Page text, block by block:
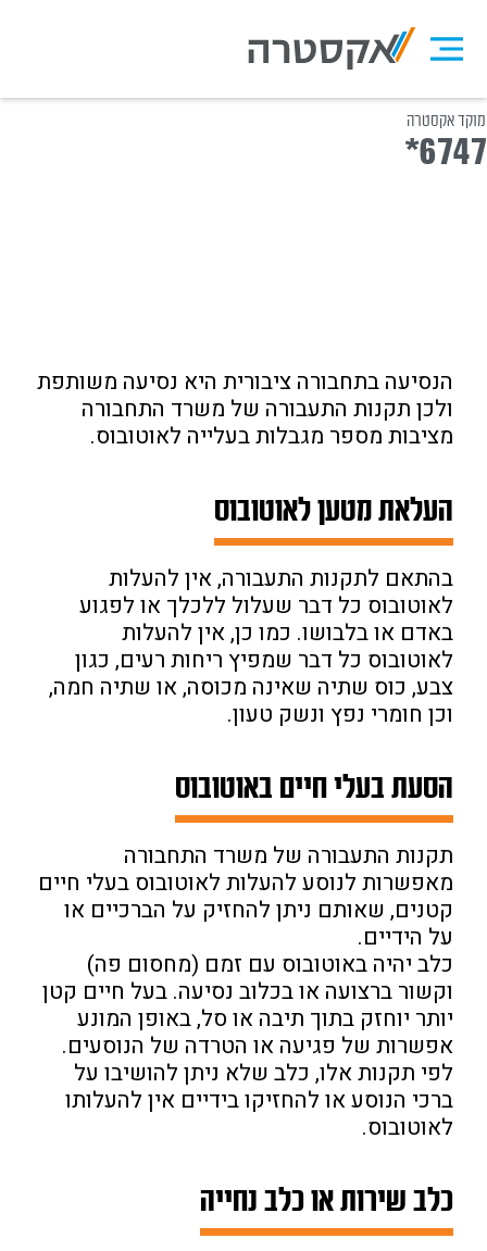
מוקד אקסטרה
*6747
מידע לנוסעים
הנסיעה בתחבורה ציבורית היא נסיעה משותפת
ולכן תקנות התעבורה של משרד התחבורה
מציבות מספר מגבלות בעלייה לאוטובוס.
העלאת מטען לאוטובוס
בהתאם לתקנות התעבורה, אין להעלות
לאוטובוס כל דבר שעלול ללכלך או לפגוע
באדם או בלבושו. כמו כן, אין להעלות
לאוטובוס כל דבר שמפיץ ריחות רעים, כגון
צבע, כוס שתיה שאינה מכוסה, או שתיה חמה,
וכן חומרי נפץ ונשק טעון.
הסעת בעלי חיים באוטובוס
תקנות התעבורה של משרד התחבורה
מאפשרות לנוסע להעלות לאוטובוס בעלי חיים
קטנים, שאותם ניתן להחזיק על הברכיים או
על הידיים.
כלב יהיה באוטובוס עם זמם (מחסום פה)
וקשור ברצועה או בכלוב נסיעה. בעל חיים קטן
יותר יוחזק בתוך תיבה או סל, באופן המונע
אפשרות של פגיעה או הטרדה של הנוסעים.
לפי תקנות אלו, כלב שלא ניתן להושיבו על
ברכי הנוסע או להחזיקו בידיים אין להעלותו
לאוטובוס.
כלב שירות או כלב נחייה